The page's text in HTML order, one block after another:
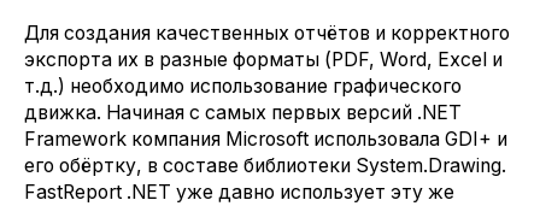
Для создания качественных отчётов и корректного
экспорта их в разные форматы (PDF, Word, Excel и
т.д.) необходимо использование графического
движка. Начиная с самых первых версий .NET
Framework компания Microsoft использовала GDI+ и
его обёртку, в составе библиотеки System.Drawing.
FastReport .NET уже давно использует эту же